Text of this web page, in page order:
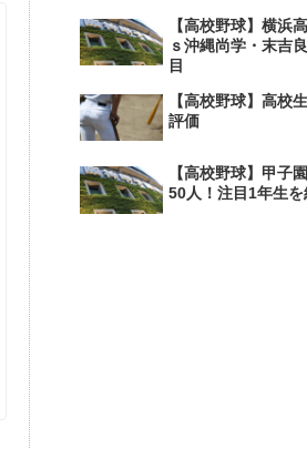
【高校野球】横浜
ｓ沖縄尚学・末吉
目
【高校野球】高校
評価
【高校野球】甲子
50人！注目1年生を